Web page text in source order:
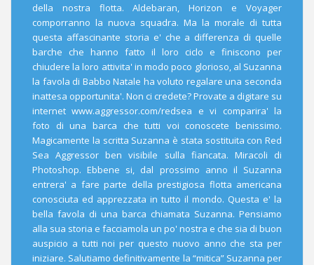
della nostra flotta. Aldebaran, Horizon e Voyager
comporranno la nuova squadra. Ma la morale di tutta
questa affascinante storia e' che a differenza di quelle
barche che hanno fatto il loro ciclo e finiscono per
chiudere la loro attivita' in modo poco glorioso, al Suzanna
la favola di Babbo Natale ha voluto regalare una seconda
inattesa opportunita'. Non ci credete? Provate a digitare su
internet www.aggressor.com/redsea e vi comparira' la
foto di una barca che tutti voi conoscete benissimo.
Magicamente la scritta Suzanna è stata sostituita con Red
Sea Aggressor ben visibile sulla fiancata. Miracoli di
Photoshop. Ebbene si, dal prossimo anno il Suzanna
entrera' a fare parte della prestigiosa flotta americana
conosciuta ed apprezzata in tutto il mondo. Questa e' la
bella favola di una barca chiamata Suzanna. Pensiamo
alla sua storia e facciamola un po' nostra e che sia di buon
auspicio a tutti noi per questo nuovo anno che sta per
iniziare. Salutiamo definitivamente la “mitica” Suzanna per